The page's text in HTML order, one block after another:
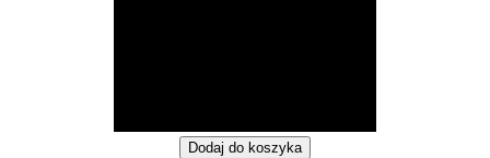
Dodaj do koszyka